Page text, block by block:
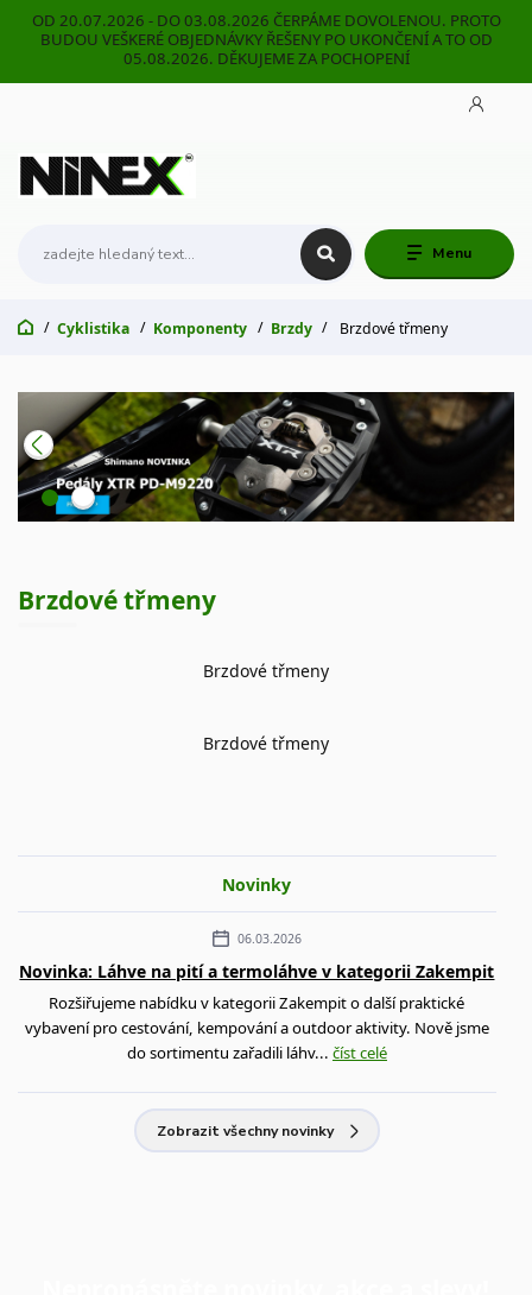
OD 20.07.2026 - DO 03.08.2026 ČERPÁME DOVOLENOU. PROTO
BUDOU VEŠKERÉ OBJEDNÁVKY ŘEŠENY PO UKONČENÍ A TO OD
05.08.2026. DĚKUJEME ZA POCHOPENÍ
Menu
Cyklistika Komponenty Brzdy Brzdové třmeny
Brzdové třmeny
Brzdové třmeny
Brzdové třmeny
Novinky
06.03.2026
Novinka: Láhve na pití a termoláhve v kategorii Zakempit
Rozšiřujeme nabídku v kategorii Zakempit o další praktické
vybavení pro cestování, kempování a outdoor aktivity. Nově jsme
do sortimentu zařadili láhv... číst celé
Zobrazit všechny novinky